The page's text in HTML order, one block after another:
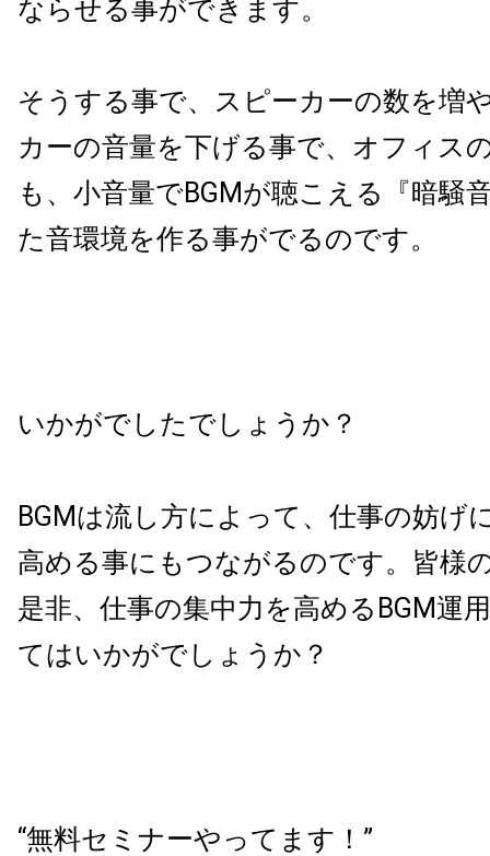
ならせる事ができます。
そうする事で、スピーカーの数を増
カーの音量を下げる事で、オフィス
も、小音量でBGMが聴こえる『暗騒
た音環境を作る事がでるのです。
いかがでしたでしょうか？
BGMは流し方によって、仕事の妨げ
高める事にもつながるのです。皆様
是非、仕事の集中力を高めるBGM運
てはいかがでしょうか？
“無料セミナーやってます！”